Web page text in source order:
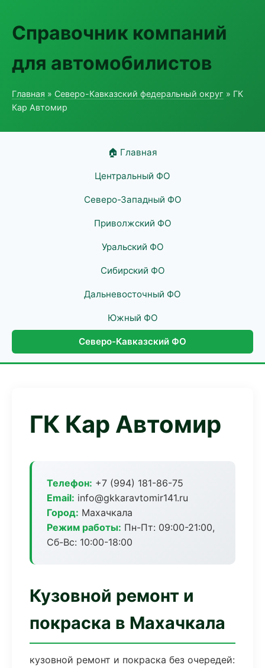
Справочник компаний
для автомобилистов
Главная » Северо-Кавказский федеральный округ » ГК
Кар Автомир
🏠 Главная
Центральный ФО
Северо-Западный ФО
Приволжский ФО
Уральский ФО
Сибирский ФО
Дальневосточный ФО
Южный ФО
Северо-Кавказский ФО
ГК Кар Автомир
Телефон: +7 (994) 181-86-75
Email: info@gkkaravtomir141.ru
Город: Махачкала
Режим работы: Пн-Пт: 09:00-21:00,
Сб-Вс: 10:00-18:00
Кузовной ремонт и
покраска в Махачкала
кузовной ремонт и покраска без очередей: